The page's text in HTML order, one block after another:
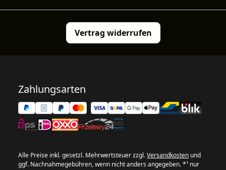
Vertrag widerrufen
Zahlungsarten
Alle Preise inkl. gesetzl. Mehrwertsteuer zzgl.Versandkosten und
ggf. Nachnahmegebühren, wenn nicht anders angegeben. *¹ nur